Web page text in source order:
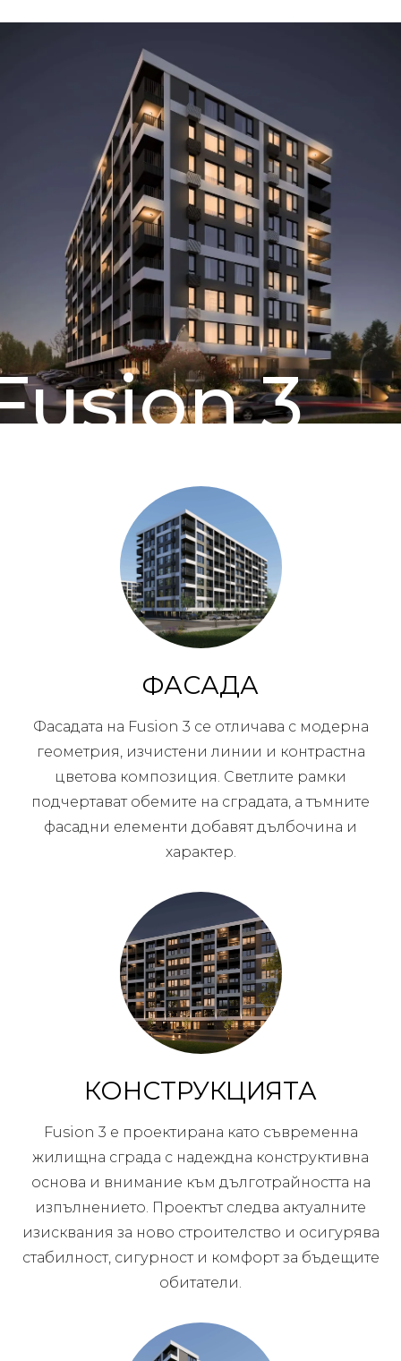
3
ФАСАДА
Фасадата на Fusion 3 се отличава с модерна
геометрия, изчистени линии и контрастна
цветова композиция. Светлите рамки
подчертават обемите на сградата, а тъмните
фасадни елементи добавят дълбочина и
характер.
КОНСТРУКЦИЯТА
Fusion 3 е проектирана като съвременна
жилищна сграда с надеждна конструктивна
основа и внимание към дълготрайността на
изпълнението. Проектът следва актуалните
изисквания за ново строителство и осигурява
стабилност, сигурност и комфорт за бъдещите
обитатели.